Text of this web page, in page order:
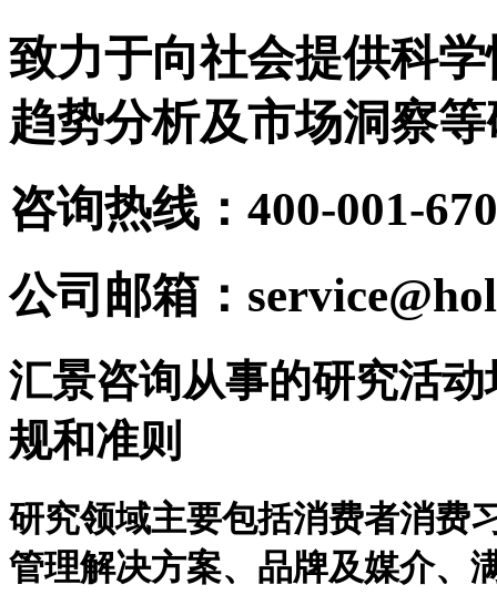
致力于向社会提供科
趋势分析及市场洞察
咨询热线：400-001-
公司邮箱：
汇景咨询从事的研究活
规和准则
研究领域主要包括消费者消费
管理解决方案、品牌及媒介、